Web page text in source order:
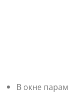
В окне